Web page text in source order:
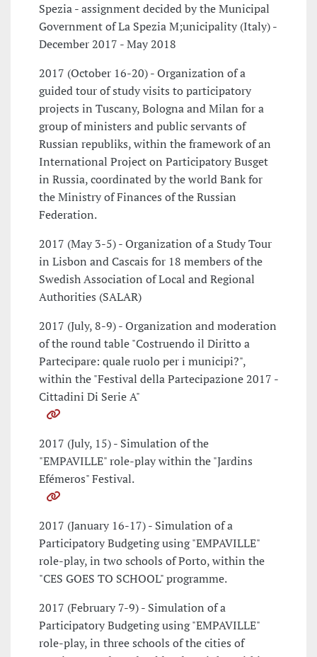
Spezia - assignment decided by the Municipal
Government of La Spezia M;unicipality (Italy) -
December 2017 - May 2018
2017 (October 16-20) - Organization of a
guided tour of study visits to participatory
projects in Tuscany, Bologna and Milan for a
group of ministers and public servants of
Russian republiks, within the framework of an
International Project on Participatory Busget
in Russia, coordinated by the world Bank for
the Ministry of Finances of the Russian
Federation.
2017 (May 3-5) - Organization of a Study Tour
in Lisbon and Cascais for 18 members of the
Swedish Association of Local and Regional
Authorities (SALAR)
2017 (July, 8-9) - Organization and moderation
of the round table "Costruendo il Diritto a
Partecipare: quale ruolo per i municipi?",
within the "Festival della Partecipazione 2017 -
Cittadini Di Serie A"
2017 (July, 15) - Simulation of the
"EMPAVILLE" role-play within the "Jardins
Efémeros" Festival.
2017 (January 16-17) - Simulation of a
Participatory Budgeting using "EMPAVILLE"
role-play, in two schools of Porto, within the
"CES GOES TO SCHOOL" programme.
2017 (February 7-9) - Simulation of a
Participatory Budgeting using "EMPAVILLE"
role-play, in three schools of the cities of